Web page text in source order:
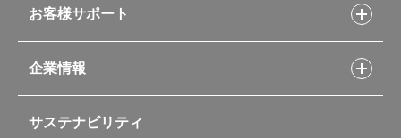
ソフトクーラー・バッグ
自転車専用ボトル
アパレル小物
スープジャーレシピ
イージースモーカーレシピ
レシピ本のご紹介
お客様サポート
交換用部品の購入方法
部品の種類や販売状況を調べる
よくあるご質問・お問い合わせ
企業情報
企業理念
サステナビリティ